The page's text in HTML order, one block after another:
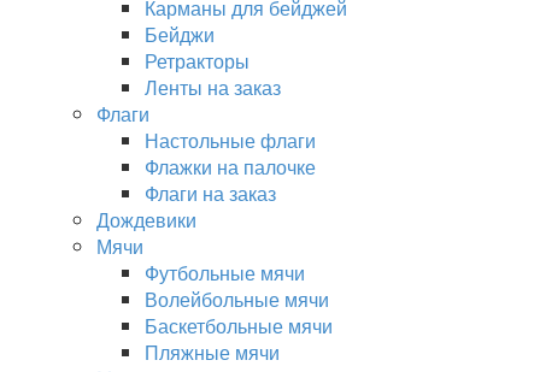
Карманы для бейджей
Бейджи
Ретракторы
Ленты на заказ
Флаги
Настольные флаги
Флажки на палочке
Флаги на заказ
Дождевики
Мячи
Футбольные мячи
Волейбольные мячи
Баскетбольные мячи
Пляжные мячи